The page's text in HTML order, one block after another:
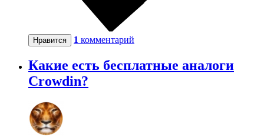
Нравится 1 комментарий
Какие есть бесплатные аналоги
Crowdin?